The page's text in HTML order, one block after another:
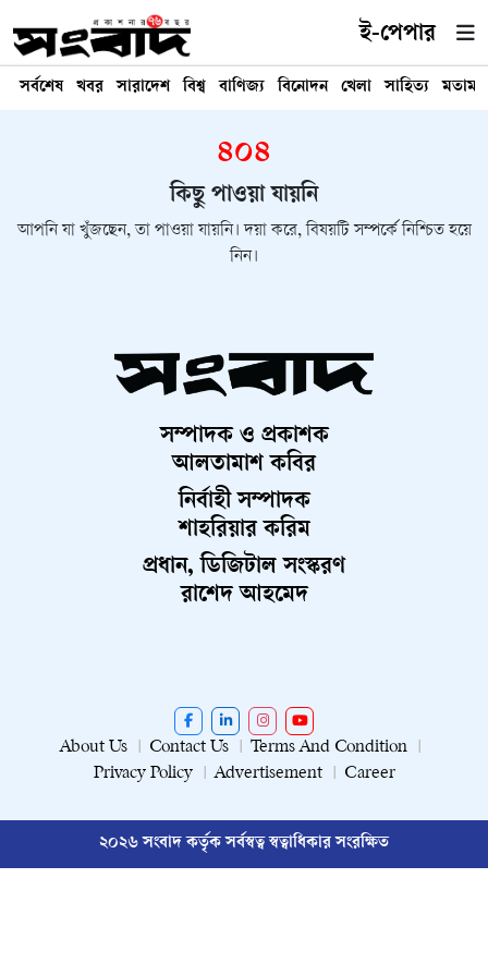
ই-পেপার
সর্বশেষ খবর সারাদেশ বিশ্ব বাণিজ্য বিনোদন খেলা সাহিত্য মতামত
৪০৪
কিছু পাওয়া যায়নি
আপনি যা খুঁজছেন, তা পাওয়া যায়নি। দয়া করে, বিষয়টি সম্পর্কে নিশ্চিত হয়ে
নিন।
সম্পাদক ও প্রকাশক
আলতামাশ কবির
নির্বাহী সম্পাদক
শাহরিয়ার করিম
প্রধান, ডিজিটাল সংস্করণ
রাশেদ আহমেদ
About Us Contact Us
Terms And Condition
Privacy Policy
Advertisement Career
২০২৬ সংবাদ কর্তৃক সর্বস্বত্ব স্বত্বাধিকার সংরক্ষিত